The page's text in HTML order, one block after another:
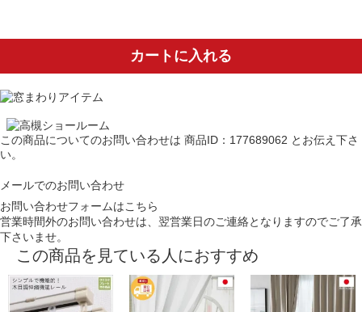
カートに入れる
この商品についてのお問い合わせは 商品ID：177689062 とお伝え下さ
い。
メールでのお問い合わせ
お問い合わせフォームはこちら
営業時間外のお問い合わせは、翌営業日のご連絡となりますのでご了承
下さいませ。
この商品を見ている人におすすめ